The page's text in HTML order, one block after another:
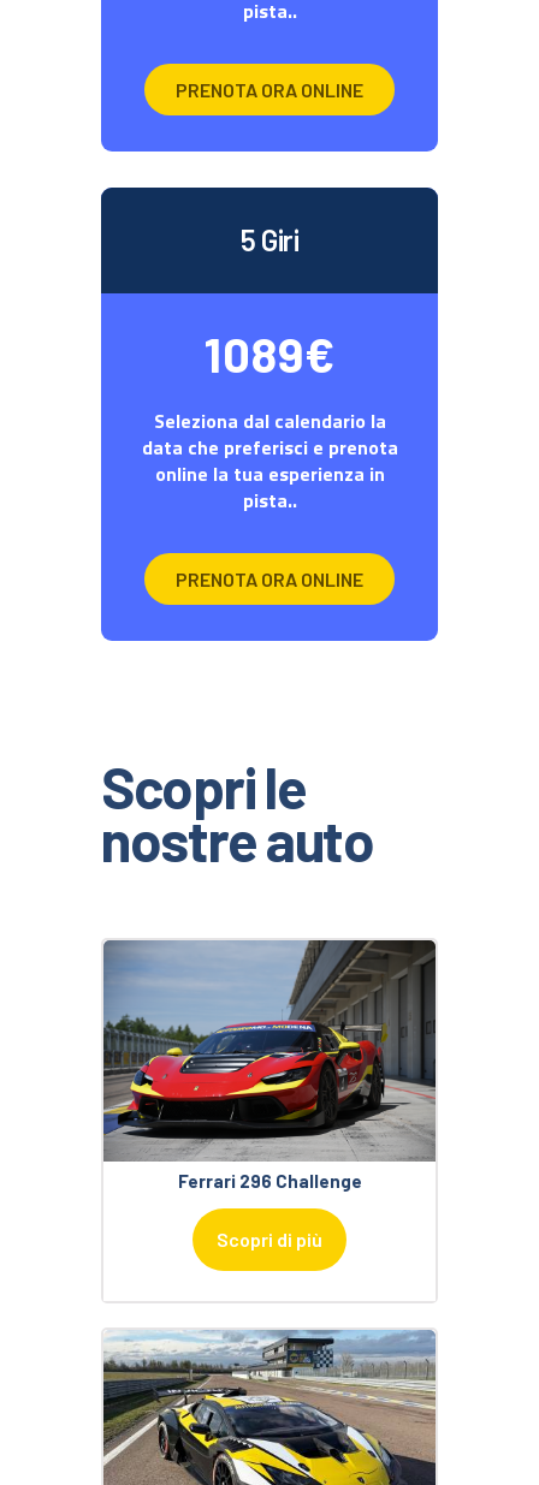
pista..
PRENOTA ORA ONLINE
5 Giri
1089€
Seleziona dal calendario la
data che preferisci e prenota
online la tua esperienza in
pista..
PRENOTA ORA ONLINE
Scopri le
nostre auto
Ferrari 296 Challenge
Scopri di più